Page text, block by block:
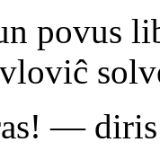
povus
— diris